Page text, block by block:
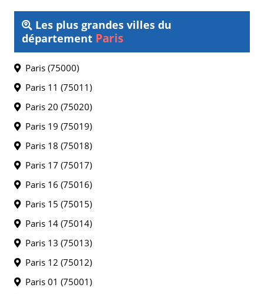
Les plus grandes villes du
département Paris
Paris (75000)
Paris 11 (75011)
Paris 20 (75020)
Paris 19 (75019)
Paris 18 (75018)
Paris 17 (75017)
Paris 16 (75016)
Paris 15 (75015)
Paris 14 (75014)
Paris 13 (75013)
Paris 12 (75012)
Paris 01 (75001)